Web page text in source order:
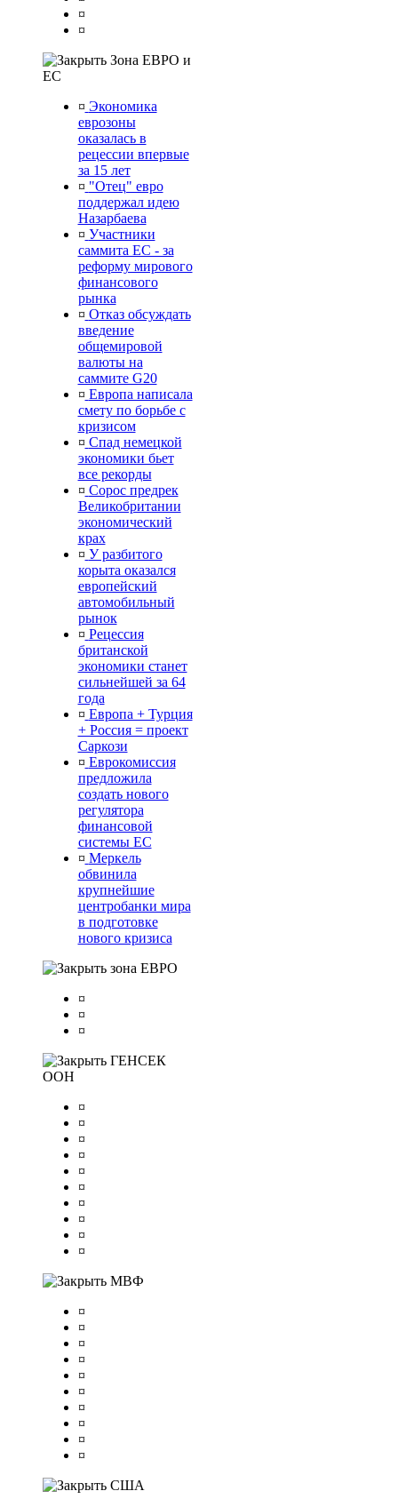
¤
¤
Зона ЕВРО и
ЕС
¤ Экономика
еврозоны
оказалась в
рецессии впервые
за 15 лет
¤ "Отец" евро
поддержал идею
Назарбаева
¤ Участники
саммита ЕС - за
реформу мирового
финансового
рынка
¤ Отказ обсуждать
введение
общемировой
валюты на
саммите G20
¤ Европа написала
смету по борьбе с
кризисом
¤ Спад немецкой
экономики бьет
все рекорды
¤ Сорос предрек
Великобритании
экономический
крах
¤ У разбитого
корыта оказался
европейский
автомобильный
рынок
¤ Рецессия
британской
экономики станет
сильнейшей за 64
года
¤ Европа + Турция
+ Россия = проект
Саркози
¤ Еврокомиссия
предложила
создать нового
регулятора
финансовой
системы ЕС
¤ Меркель
обвинила
крупнейшие
центробанки мира
в подготовке
нового кризиса
зона ЕВРО
¤
¤
¤
ГЕНСЕК
ООН
¤
¤
¤
¤
¤
¤
¤
¤
¤
¤
МВФ
¤
¤
¤
¤
¤
¤
¤
¤
¤
¤
США